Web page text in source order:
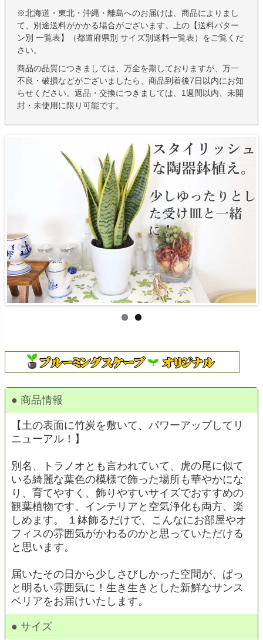
※北海道・東北・沖縄・離島へのお届けは、商品によりまし
て、別途送料がかかる場合がございます。上の【送料パター
ン別 一覧表】（都道府県別 サイズ別送料一覧表）をご覧くだ
さい。
商品の品質につきましては、万全を期しておりますが、万一
不良・破損などがございましたら、商品到着後7日以内にお知
らせください。返品・交換につきましては、1週間以内、未開
封・未使用に限り可能です。
● 商品情報
【土の表面に竹炭を敷いて、パワーアップしてリ
ニューアル！】
別名、トラノオとも言われていて、虎の尾に似て
いる綺麗な葉色の模様で飾った場所も華やかにな
り、育てやすく、飾りやすいサイズでおすすめの
観葉植物です。インテリアと空気浄化も両方、楽
しめます。 １鉢飾るだけで、こんなにお部屋やオ
フィスの雰囲気がかわるのかと思っていただける
と思います。
届いたその日から少しさびしかった空間が、ぱっ
と明るい雰囲気に！生き生きとした新鮮なサンス
ベリアをお届けいたします。
● サイズ